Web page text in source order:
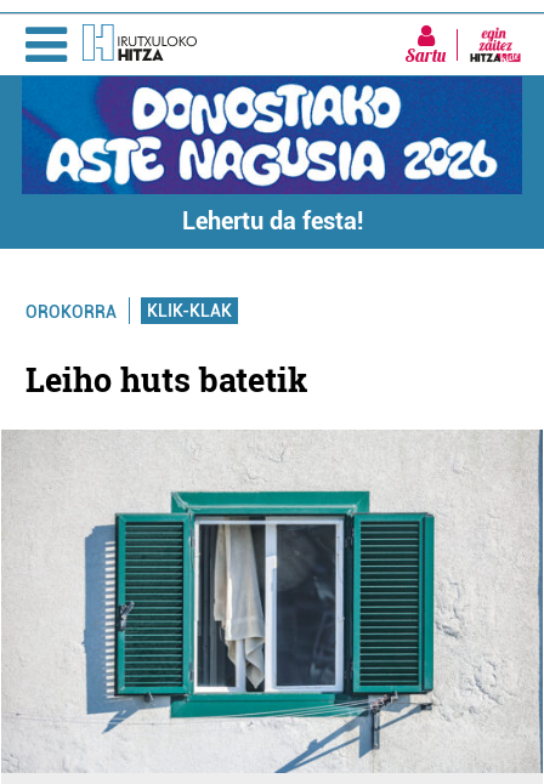
Sartu
Lehertu da festa!
OROKORRA KLIK-KLAK
Leiho huts batetik